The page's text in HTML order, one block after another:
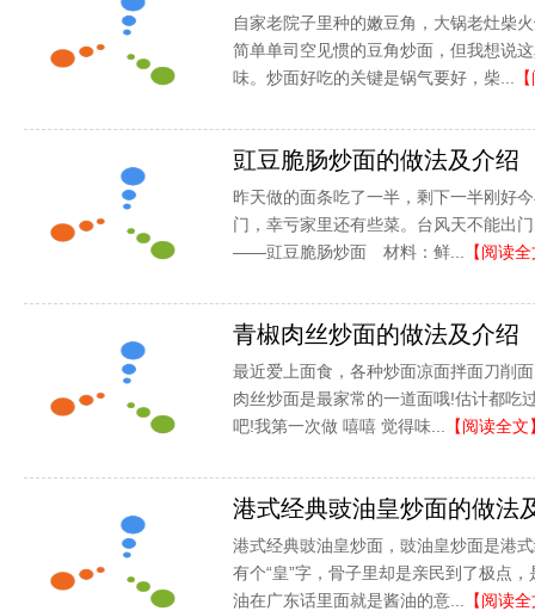
自家老院子里种的嫩豆角，大锅老灶柴
简单单司空见惯的豆角炒面，但我想说
味。炒面好吃的关键是锅气要好，柴...
豇豆脆肠炒面的做法及介绍
昨天做的面条吃了一半，剩下一半刚好
门，幸亏家里还有些菜。台风天不能出
——豇豆脆肠炒面 材料：鲜...
【阅读
青椒肉丝炒面的做法及介绍
最近爱上面食，各种炒面凉面拌面刀削
肉丝炒面是最家常的一道面哦!估计都吃
吧!我第一次做 嘻嘻 觉得味...
【阅读全文
港式经典豉油皇炒面的做法
港式经典豉油皇炒面，豉油皇炒面是港
有个“皇”字，骨子里却是亲民到了极点
油在广东话里面就是酱油的意...
【阅读